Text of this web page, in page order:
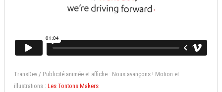
TransDev / Publicité animée et affiche : Nous avançons ! Motion et
illustrations : Les Tontons Makers